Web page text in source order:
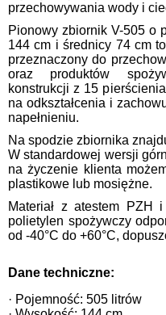
przechowywania wody i
Pionowy zbiornik V-505 o
144 cm i średnicy 74 cm
przeznaczony do
oraz produktów
konstrukcji z 15
na odkształcenia i
napełnieniu.
Na spodzie zbiornika
W standardowej wersji
na życzenie klienta
plastikowe lub mosiężne.
Materiał z atestem PZH
polietylen spożywczy
od -40°C do +60°C,
Dane techniczne:
· Pojemność: 505 litrów